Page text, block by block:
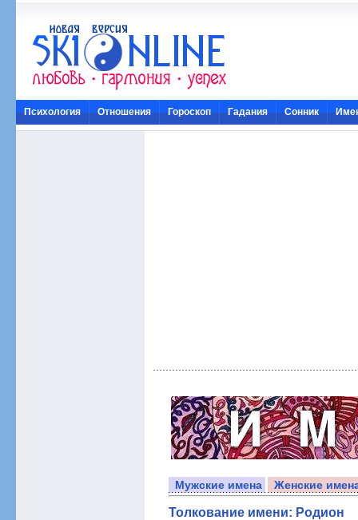
Психология Отношения Гороскоп Гадания Сонник
Мужские имена Женские
Толкование имени: Родион